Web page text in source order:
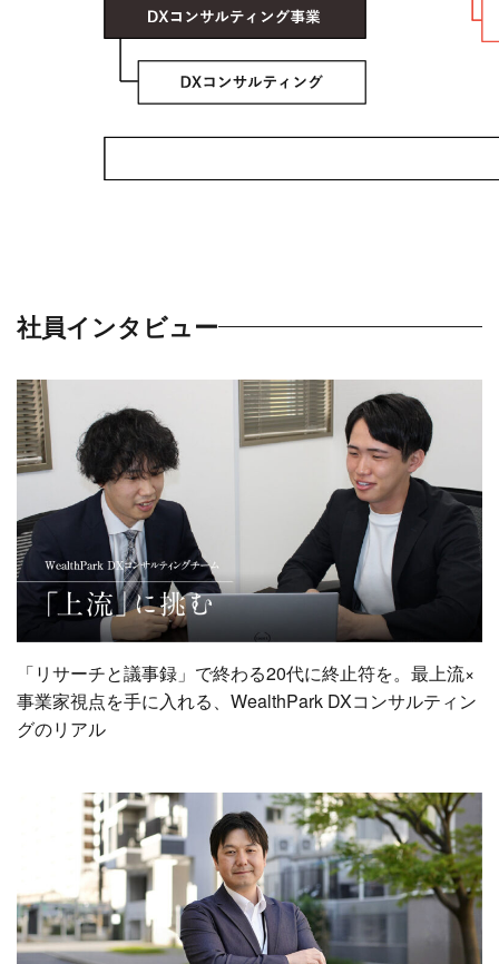
社員インタビュー
「リサーチと議事録」で終わる20代に終止符を。最上流×
事業家視点を手に入れる、WealthPark DXコンサルティン
グのリアル